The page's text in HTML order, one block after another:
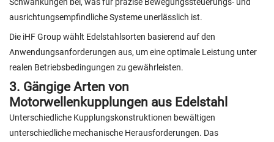
ausrichtungsempfindliche Systeme unerlässlich ist.
Die iHF Group wählt Edelstahlsorten basierend auf den
Anwendungsanforderungen aus, um eine optimale Leistung unter
realen Betriebsbedingungen zu gewährleisten.
3. Gängige Arten von
Motorwellenkupplungen aus Edelstahl
Unterschiedliche Kupplungskonstruktionen bewältigen
unterschiedliche mechanische Herausforderungen. Das